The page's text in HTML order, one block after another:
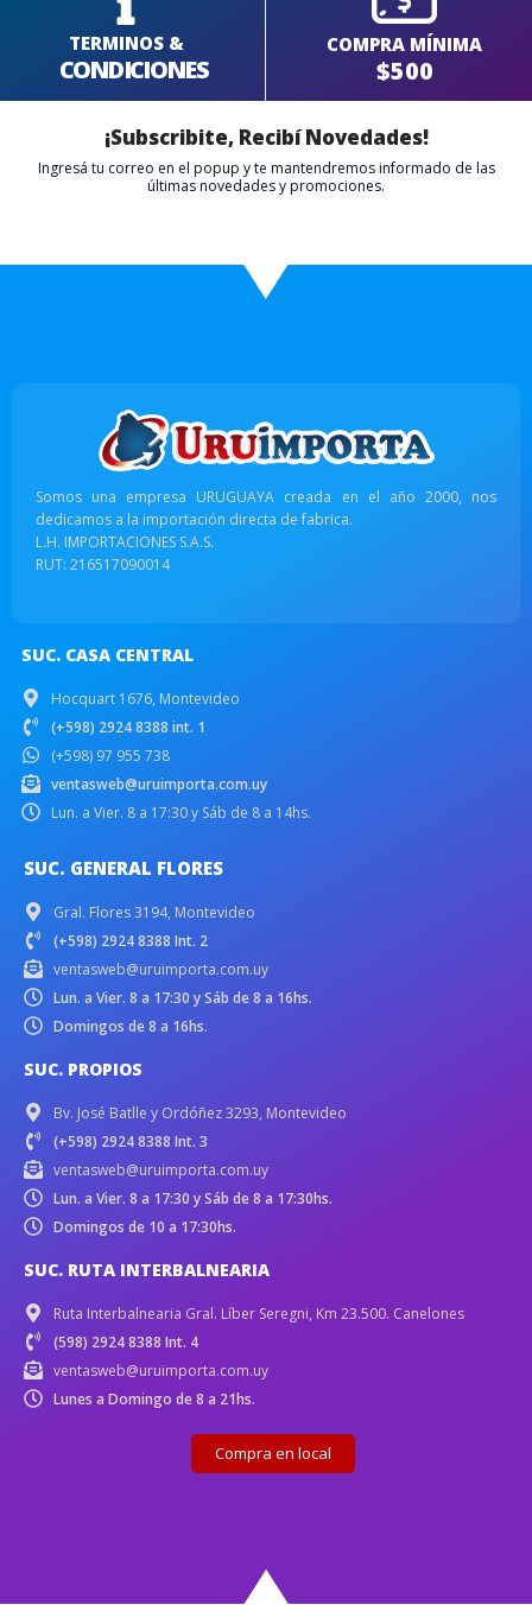
TERMINOS &
CONDICIONES
COMPRA MÍNIMA
$500
¡Subscribite, Recibí Novedades!
Ingresá tu correo en el popup y te mantendremos informado de las
últimas novedades y promociones.
Somos una empresa URUGUAYA creada en el año 2000, nos
dedicamos a la importación directa de fabrica.
L.H. IMPORTACIONES S.A.S.
RUT: 216517090014
SUC. CASA CENTRAL
Hocquart 1676, Montevideo
(+598) 2924 8388 int. 1
(+598) 97 955 738
ventasweb@uruimporta.com.uy
Lun. a Vier. 8 a 17:30 y Sáb de 8 a 14hs.
SUC. GENERAL FLORES
Gral. Flores 3194, Montevideo
(+598) 2924 8388 Int. 2
ventasweb@uruimporta.com.uy
Lun. a Vier. 8 a 17:30 y Sáb de 8 a 16hs.
Domingos de 8 a 16hs.
SUC. PROPIOS
Bv. José Batlle y Ordóñez 3293, Montevideo
(+598) 2924 8388 Int. 3
ventasweb@uruimporta.com.uy
Lun. a Vier. 8 a 17:30 y Sáb de 8 a 17:30hs.
Domingos de 10 a 17:30hs.
SUC. RUTA INTERBALNEARIA
Ruta Interbalnearia Gral. Líber Seregni, Km 23.500. Canelones
(598) 2924 8388 Int. 4
ventasweb@uruimporta.com.uy
Lunes a Domingo de 8 a 21hs.
Compra en local